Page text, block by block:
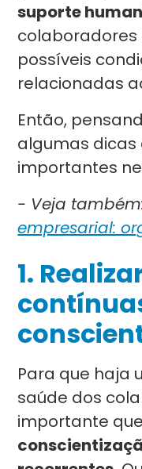
suporte
possíveis
relacionadas
Então,
algumas
importantes
- Veja
empresarial:
1.
Para que haja
saúde dos
importante